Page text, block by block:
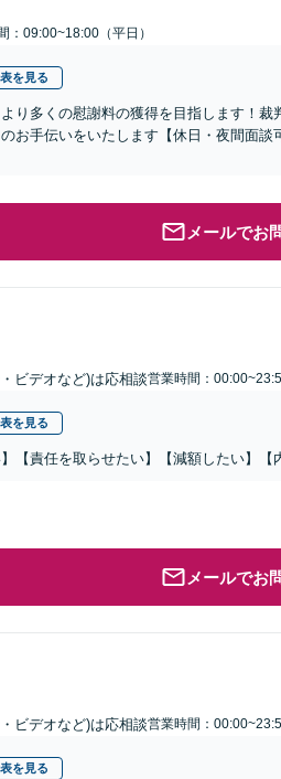
：09:00~18:00（平日）
を見る
り多くの慰謝料の獲得を目指します！
お手伝いをいたします【休日・夜間面談
メールでお
ビデオなど)は応相談営業時間：
を見る
責任を取らせたい】【減額したい】【
メールでお
ビデオなど)は応相談営業時間：
を見る